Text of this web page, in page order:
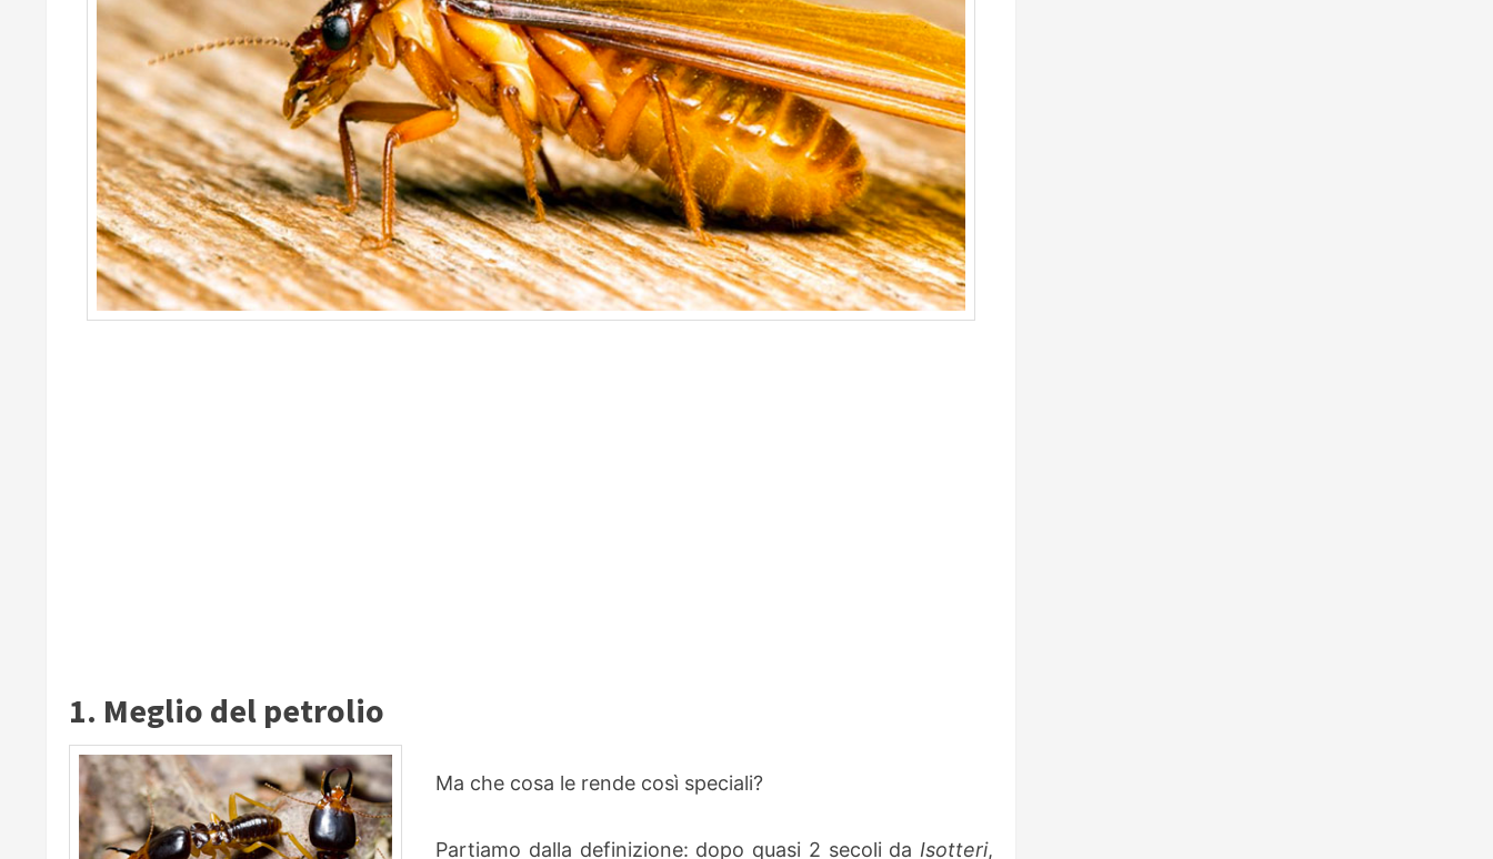
1. Meglio del petrolio
Ma che cosa le rende così speciali?
Partiamo dalla definizione: dopo quasi 2 secoli da Isotteri,